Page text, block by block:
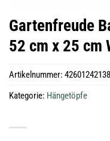
Gartenfreude
52 cm x 25 cm
Artikelnummer:
Kategorie: Hängetöpfe